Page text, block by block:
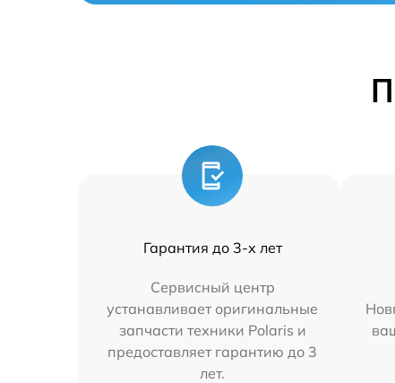
Гарантия до 3-х лет
Сервисный центр
устанавливает оригинальные
запчасти техники Polaris и
предоставляет гарантию до 3
лет.